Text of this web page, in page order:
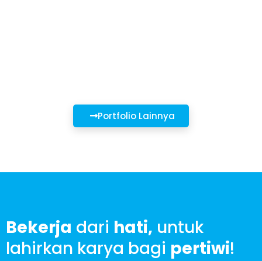
Portfolio Lainnya
Bekerja dari hati, untuk
lahirkan karya bagi pertiwi!